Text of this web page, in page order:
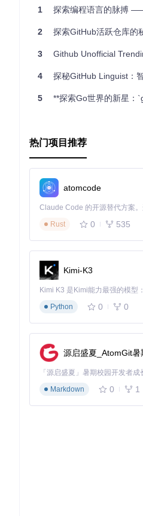
1 探索编程语言的脉搏
2 探索GitHub活跃仓库的
3 Github Unofficial
4 探秘GitHub Linguist：
5 **探索Go世界的新星：
热门项目推荐
atomcode
Rust
0 535
Kimi-K3
Python
0 0
源启盛夏_AtomGit
Markdown
0 1